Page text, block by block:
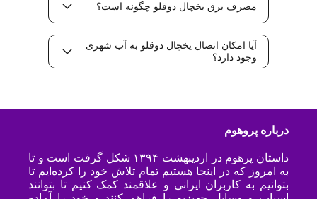
مصرف برق یخچال دوقلو چگونه است؟
آیا امکان اتصال یخچال دوقلو به آب شهری
وجود دارد؟
درباره پروهوم
داستان پرهوم در اردیبهشت ۱۳۹۴ شکل گرفت است و تا
به امروز که در اینجا هستیم تمام تلاش خود را کرده‌ایم تا
بتوانیم به کاربران ایرانی و علاقمند کمک کنیم تا بتوانند